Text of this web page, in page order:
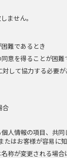
ません。
難であるとき
意を得ることが困難
して協力する必要
合
人情報の項目、共
はお客様が容易に
称が変更される場